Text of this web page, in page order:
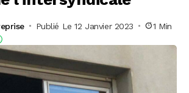
Publié Le 12 Janvier 2023 1 Min